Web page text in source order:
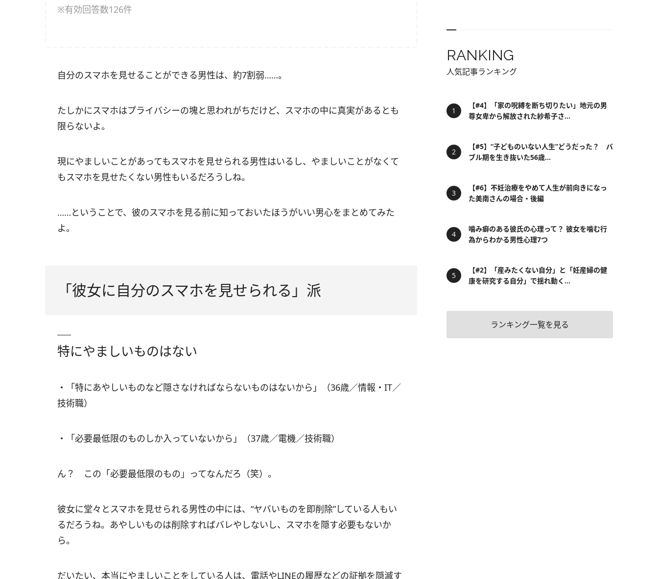
※有効回答数126件
自分のスマホを見せることができる男性は、約7割弱……。
たしかにスマホはプライバシーの塊と思われがちだけど、スマホの中に真実があるとも
限らないよ。
現にやましいことがあってもスマホを見せられる男性はいるし、やましいことがなくて
もスマホを見せたくない男性もいるだろうしね。
……ということで、彼のスマホを見る前に知っておいたほうがいい男心をまとめてみた
よ。
「彼女に自分のスマホを見せられる」派
特にやましいものはない
・「特にあやしいものなど隠さなければならないものはないから」（36歳／情報・IT／
技術職）
・「必要最低限のものしか入っていないから」（37歳／電機／技術職）
ん？ この「必要最低限のもの」ってなんだろ（笑）。
彼女に堂々とスマホを見せられる男性の中には、“ヤバいものを即削除”している人もい
るだろうね。あやしいものは削除すればバレやしないし、スマホを隠す必要もないか
ら。
だいたい、本当にやましいことをしている人は、電話やLINEの履歴などの証拠を隠滅す
RANKING
人気記事ランキング
【#4】「家の呪縛を断ち切りたい」地元の男
尊女卑から解放された紗希子さ...
【#5】“子どものいない人生”どうだった？ バ
ブル期を生き抜いた56歳...
【#6】不妊治療をやめて人生が前向きになっ
た美南さんの場合・後編
噛み癖のある彼氏の心理って？ 彼女を噛む行
為からわかる男性心理7つ
【#2】「産みたくない自分」と「妊産婦の健
康を研究する自分」で揺れ動く...
ランキング一覧を見る